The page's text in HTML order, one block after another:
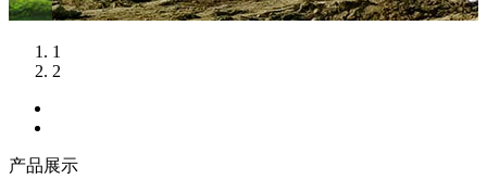
1
2
产品展示